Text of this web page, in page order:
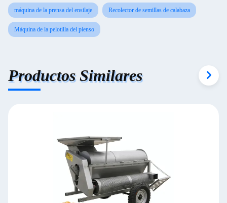
máquina de la prensa del ensilaje Recolector de semillas de calabaza
Máquina de la pelotilla del pienso
Productos Similares